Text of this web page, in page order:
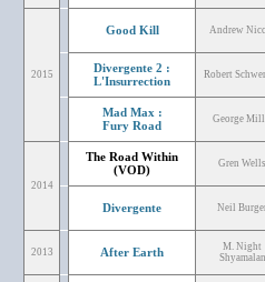
2015
Good Kill Andrew
Divergente 2 :
L'Insurrection
Robert
Mad Max :
Fury Road
George
2014
The Road Within
(VOD)
Gren Wells
Divergente Neil
2013 After Earth
M. Night
Shyamalan